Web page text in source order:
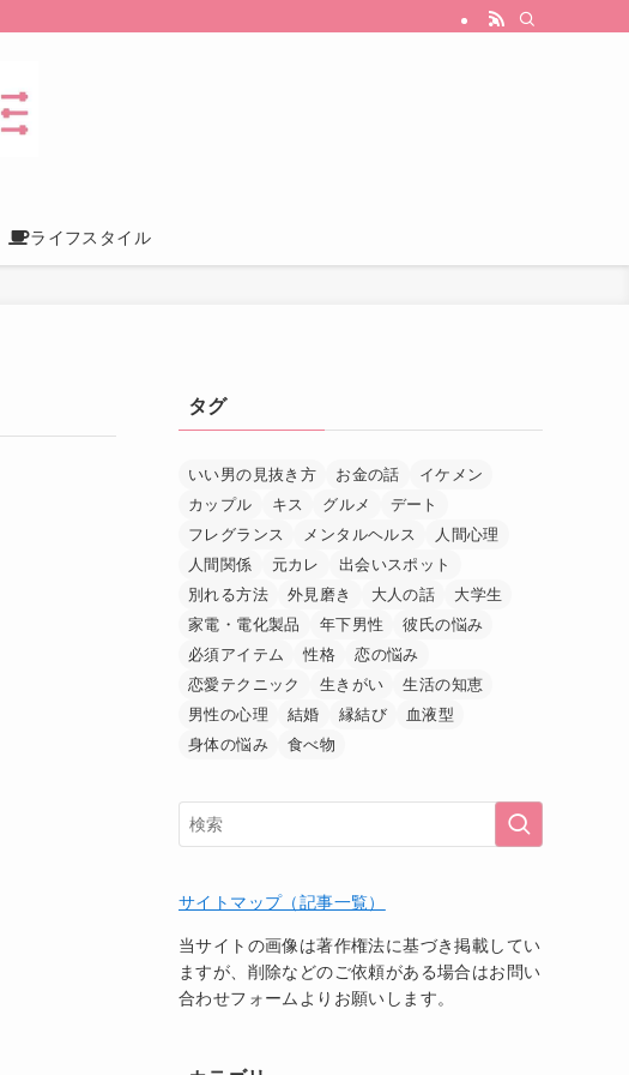
ライフスタイル
タグ
いい男の見抜き方 お金の話
イケメン
カップル
キス グルメ
デート
フレグランス
メンタルヘルス
人間心理
人間関係
元カレ
出会いスポット
別れる方法
外見磨き 大人の話
大学生
家電・電化製品
年下男性
彼氏の悩み
必須アイテム
性格
恋の悩み
恋愛テクニック
生きがい
生活の知恵
男性の心理
結婚 縁結び
血液型
身体の悩み
食べ物
サイトマップ（記事一覧）
当サイトの画像は著作権法に基づき掲載してい
ますが、削除などのご依頼がある場合はお問い
合わせフォームよりお願いします。